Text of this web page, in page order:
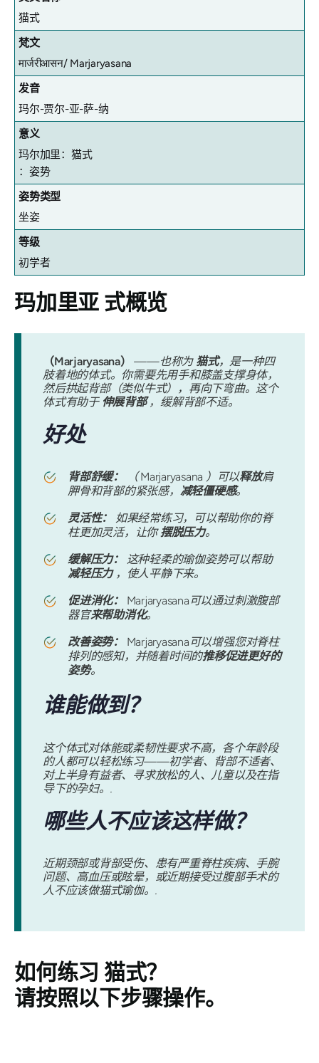
猫式
梵文
मार्जरीआसन/ Marjaryasana
发音
玛尔-贾尔-亚-萨-纳
意义
玛尔加里：猫式
：姿势
姿势类型
坐姿
等级
初学者
玛加里亚 式概览
（Marjaryasana） ——也称为 猫式，是一种四
肢着地的体式。你需要先用手和膝盖支撑身体，
然后拱起背部（类似牛式），再向下弯曲。这个
体式有助于 伸展背部，缓解背部不适。
好处
背部舒缓： （Marjaryasana ）可以释放肩
胛骨和背部的紧张感， 减轻僵硬感。
灵活性：
如果经常练习，可以帮助你的脊
柱更加灵活，让你摆脱压力。
缓解压力：
这种轻柔的瑜伽姿势可以帮助
减轻压力，使人平静下来。
促进消化：
Marjaryasana 可以通过刺激腹部
器官来帮助消化。
改善姿势：
Marjaryasana 可以增强您对脊柱
排列的感知，并随着时间的推移促进更好的
姿势。
谁能做到？
这个体式对体能或柔韧性要求不高，各个年龄段
的人都可以轻松练习——初学者、背部不适者、
对上半身有益者、寻求放松的人、儿童以及在指
导下的孕妇。.
哪些人不应该这样做？
近期颈部或背部受伤、患有严重脊柱疾病、手腕
问题、高血压或眩晕，或近期接受过腹部手术的
人不应该做猫式瑜伽。.
如何练习 猫式？
请按照以下步骤操作。